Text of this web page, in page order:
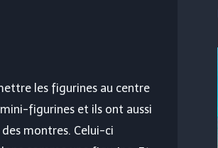
les figurines au centre
figurines et ils ont aussi
montres. Celui-ci